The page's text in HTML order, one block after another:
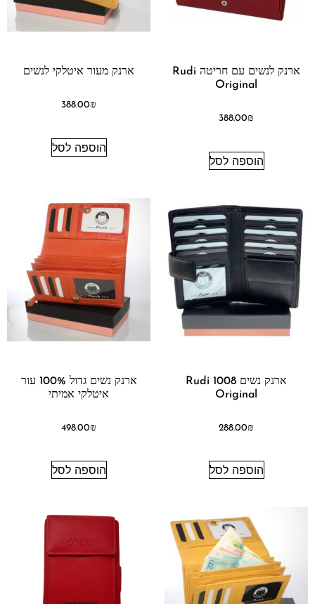
ארנק לנשים עם חריטה Rudi
Original
388.00₪
הוספה לסל
ארנק מעור איטלקי לנשים
388.00₪
הוספה לסל
ארנק נשים 1008 Rudi
Original
288.00₪
הוספה לסל
ארנק נשים גדול 100% עור
איטלקי אמיתי
498.00₪
הוספה לסל